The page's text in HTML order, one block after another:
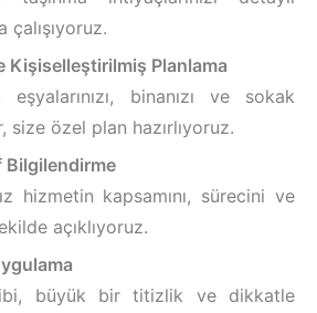
çalışıyoruz.
Kişiselleştirilmiş Planlama
binanızı ve sokak
size özel plan hazırlıyoruz.
Bilgilendirme
hizmetin kapsamını, sürecini ve
açıklıyoruz.
gibi, büyük bir titizlik ve dikkatle